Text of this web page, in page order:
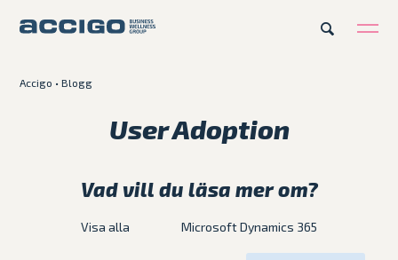
Accigo •Blogg
User Adoption
Vad vill du läsa mer om?
Visa alla Microsoft Dynamics 365